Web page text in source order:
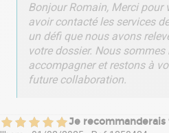
Bonjour Romain, Merci
avoir contacté les services
un défi que nous avons
votre dossier. Nous
accompagner et restons à
future collaboration.
Je